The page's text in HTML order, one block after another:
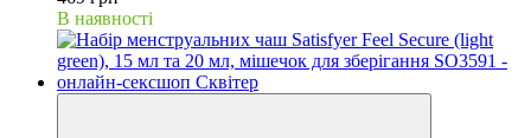
В наявності